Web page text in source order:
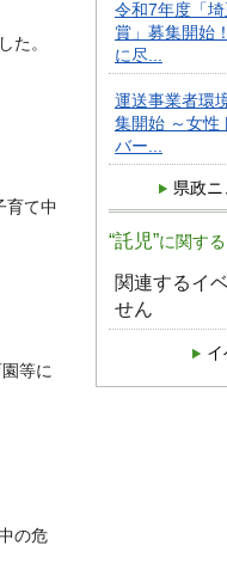
令和7年度「
賞」募集開始
に尽...
運送事業者環
集開始 ～女性
バー...
県政
“託児”に関す
関連するイ
せん
た。
育て中
等に
の危